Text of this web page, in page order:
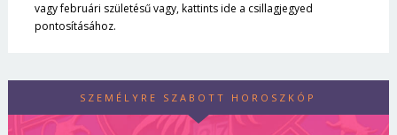
vagy februári születésű vagy, kattints ide a csillagjegyed
pontosításához.
SZEMÉLYRE SZABOTT HOROSZKÓP